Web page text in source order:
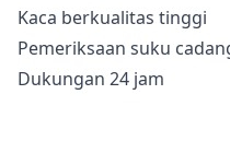
Kaca berkualitas tinggi
Pemeriksaan suku
Dukungan 24 jam